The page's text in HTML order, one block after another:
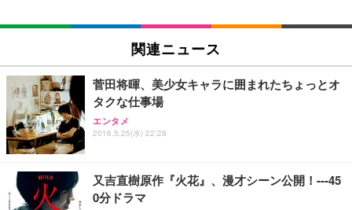
関連ニュース
菅田将暉、美少女キャラに囲まれたちょっとオ
タクな仕事場
エンタメ
2016.5.25(水) 22:28
又吉直樹原作『火花』、漫才シーン公開！---45
0分ドラマ